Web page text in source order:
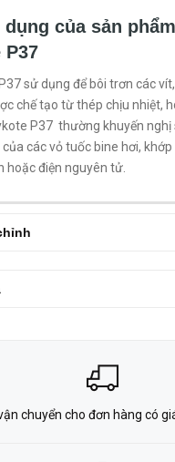
của sản
P37
sử dụng để bôi trơn các
chế tạo từ thép chịu nhiệt,
P37 thường khuyến nghị
các vỏ tuốc bine hơi,
hoặc điện nguyên tử.
chuyển cho đơn hàng có